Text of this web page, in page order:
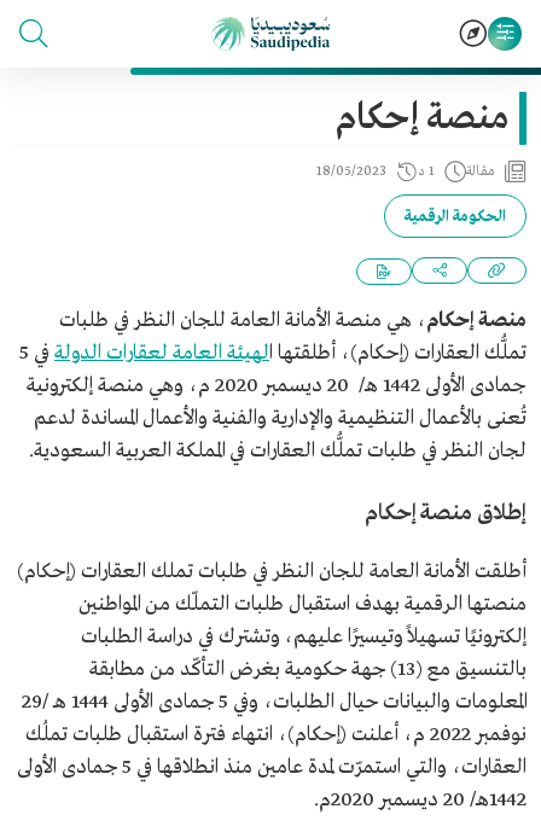
منصة إحكام
مقالة 1 د 18/05/2023
الحكومة الرقمية
منصة إحكام، هي منصة الأمانة العامة للجان النظر في طلبات
تملُّك العقارات (إحكام)، أطلقتها الهيئة العامة لعقارات الدولة
في 5
جمادى الأولى 1442 هـ/ 20 ديسمبر 2020 م، وهي منصة إلكترونية
تُعنى بالأعمال التنظيمية والإدارية والفنية والأعمال المساندة لدعم
لجان النظر في طلبات تملُّك العقارات في المملكة العربية السعودية.
إطلاق منصة إحكام
أطلقت الأمانة العامة للجان النظر في طلبات تملك العقارات (إحكام)
منصتها الرقمية بهدف استقبال طلبات التملّك من المواطنين
إلكترونيًا تسهيلاً وتيسيرًا عليهم، وتشترك في دراسة الطلبات
بالتنسيق مع (13) جهة حكومية بغرض التأكّد من مطابقة
المعلومات والبيانات حيال الطلبات، وفي 5 جمادى الأولى 1444 هـ /29
نوفمبر 2022 م، أعلنت (إحكام)، انتهاء فترة استقبال طلبات تملُك
العقارات، والتي استمرّت لمدة عامين منذ انطلاقها في 5 جمادى الأولى
1442هـ/ 20 ديسمبر 2020م.